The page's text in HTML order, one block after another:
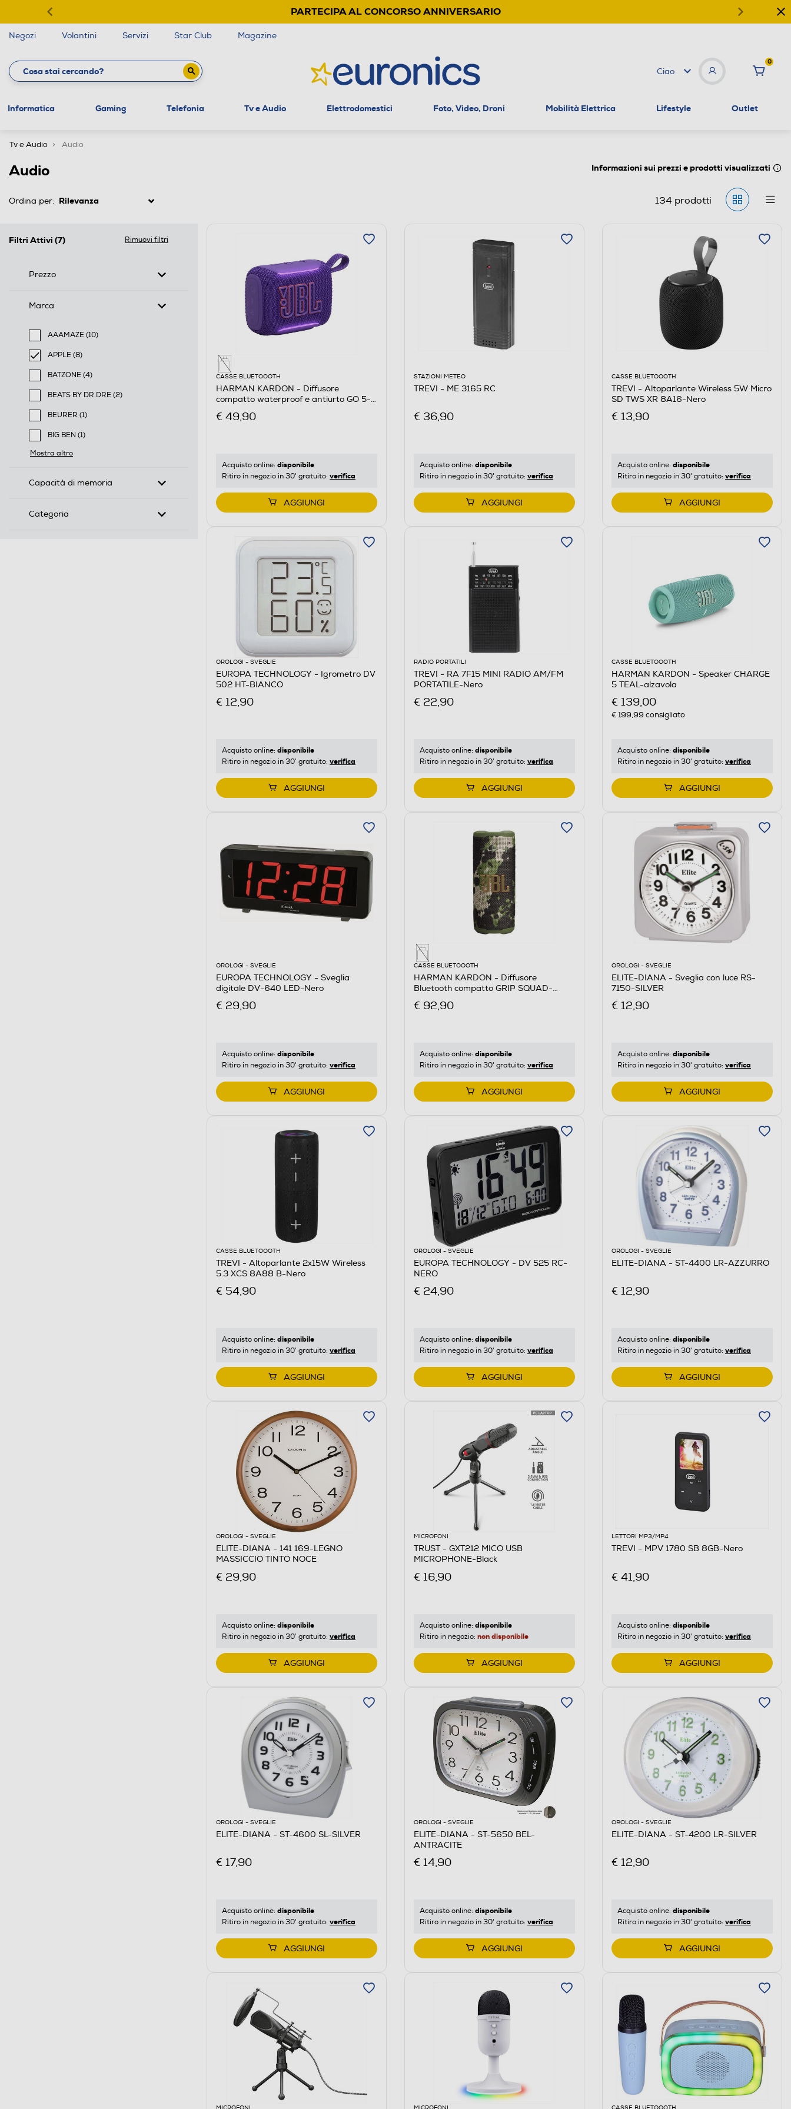
PARTECIPA AL CONCORSO ANNIVERSARIO
Negozi Volantini Servizi Star Club Magazine
Ciao
0
Informatica Gaming Telefonia Tv e Audio Elettrodomestici Foto, Video, Droni Mobilità Elettrica Lifestyle Outlet
Tv e Audio Audio
Audio Informazioni sui prezzi e prodotti visualizzati
Ordina per: 134 prodotti
Filtri Attivi (7) Rimuovi filtri
Prezzo
Marca
AAAMAZE (10)
Filtra per Marca: AAAMAZE
APPLE (8)
selected Filtro applicato per Marca: APPLE
BATZONE (4)
Filtra per Marca: BATZONE
BEATS BY DR.DRE (2)
Filtra per Marca: BEATS BY DR.DRE
BEURER (1)
Filtra per Marca: BEURER
BIG BEN (1)
Filtra per Marca: BIG BEN
Mostra altro
Capacità di memoria
Categoria
CASSE BLUETOOOTH
HARMAN KARDON - Diffusore
compatto waterproof e antiurto GO 5-
€ 49,90
Acquisto online: disponibile
Ritiro in negozio in 30' gratuito: verifica
AGGIUNGI
STAZIONI METEO
TREVI - ME 3165 RC
€ 36,90
Acquisto online: disponibile
Ritiro in negozio in 30' gratuito: verifica
AGGIUNGI
CASSE BLUETOOOTH
TREVI - Altoparlante Wireless 5W Micro
SD TWS XR 8A16-Nero
€ 13,90
Acquisto online: disponibile
Ritiro in negozio in 30' gratuito: verifica
AGGIUNGI
OROLOGI - SVEGLIE
EUROPA TECHNOLOGY - Igrometro DV
502 HT-BIANCO
€ 12,90
Acquisto online: disponibile
Ritiro in negozio in 30' gratuito: verifica
AGGIUNGI
RADIO PORTATILI
TREVI - RA 7F15 MINI RADIO AM/FM
PORTATILE-Nero
€ 22,90
Acquisto online: disponibile
Ritiro in negozio in 30' gratuito: verifica
AGGIUNGI
CASSE BLUETOOOTH
HARMAN KARDON - Speaker CHARGE
5 TEAL-alzavola
€ 139,00
€ 199,99 consigliato
Acquisto online: disponibile
Ritiro in negozio in 30' gratuito: verifica
AGGIUNGI
OROLOGI - SVEGLIE
EUROPA TECHNOLOGY - Sveglia
digitale DV-640 LED-Nero
€ 29,90
Acquisto online: disponibile
Ritiro in negozio in 30' gratuito: verifica
AGGIUNGI
CASSE BLUETOOOTH
HARMAN KARDON - Diffusore
Bluetooth compatto GRIP SQUAD-
€ 92,90
Acquisto online: disponibile
Ritiro in negozio in 30' gratuito: verifica
AGGIUNGI
OROLOGI - SVEGLIE
ELITE-DIANA - Sveglia con luce RS-
7150-SILVER
€ 12,90
Acquisto online: disponibile
Ritiro in negozio in 30' gratuito: verifica
AGGIUNGI
CASSE BLUETOOOTH
TREVI - Altoparlante 2x15W Wireless
5.3 XCS 8A88 B-Nero
€ 54,90
Acquisto online: disponibile
Ritiro in negozio in 30' gratuito: verifica
AGGIUNGI
OROLOGI - SVEGLIE
EUROPA TECHNOLOGY - DV 525 RC-
NERO
€ 24,90
Acquisto online: disponibile
Ritiro in negozio in 30' gratuito: verifica
AGGIUNGI
OROLOGI - SVEGLIE
ELITE-DIANA - ST-4400 LR-AZZURRO
€ 12,90
Acquisto online: disponibile
Ritiro in negozio in 30' gratuito: verifica
AGGIUNGI
OROLOGI - SVEGLIE
ELITE-DIANA - 141 169-LEGNO
MASSICCIO TINTO NOCE
€ 29,90
Acquisto online: disponibile
Ritiro in negozio in 30' gratuito: verifica
AGGIUNGI
MICROFONI
TRUST - GXT212 MICO USB
MICROPHONE-Black
€ 16,90
Acquisto online: disponibile
Ritiro in negozio: non disponibile
AGGIUNGI
LETTORI MP3/MP4
TREVI - MPV 1780 SB 8GB-Nero
€ 41,90
Acquisto online: disponibile
Ritiro in negozio in 30' gratuito: verifica
AGGIUNGI
OROLOGI - SVEGLIE
ELITE-DIANA - ST-4600 SL-SILVER
€ 17,90
Acquisto online: disponibile
Ritiro in negozio in 30' gratuito: verifica
AGGIUNGI
OROLOGI - SVEGLIE
ELITE-DIANA - ST-5650 BEL-
ANTRACITE
€ 14,90
Acquisto online: disponibile
Ritiro in negozio in 30' gratuito: verifica
AGGIUNGI
OROLOGI - SVEGLIE
ELITE-DIANA - ST-4200 LR-SILVER
€ 12,90
Acquisto online: disponibile
Ritiro in negozio in 30' gratuito: verifica
AGGIUNGI